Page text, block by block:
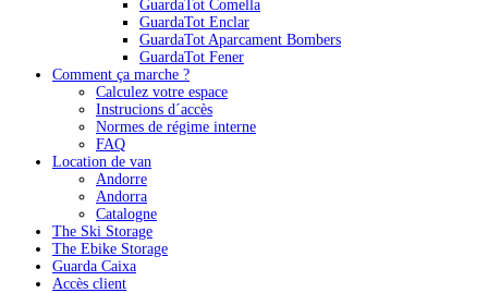
GuardaTot Comella
GuardaTot Enclar
GuardaTot Aparcament Bombers
GuardaTot Fener
Comment ça marche ?
Calculez votre espace
Instrucions d´accès
Normes de régime interne
FAQ
Location de van
Andorre
Andorra
Catalogne
The Ski Storage
The Ebike Storage
Guarda Caixa
Accès client